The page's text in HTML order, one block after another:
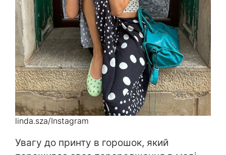
linda.sza/Instagram
Увагу до принту в горошок, який